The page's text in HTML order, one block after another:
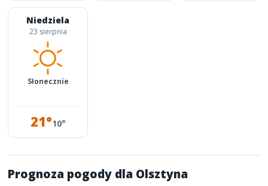
Niedziela
23 sierpnia
Słonecznie
21°10°
Prognoza pogody dla Olsztyna